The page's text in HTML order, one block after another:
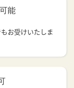
能
お受けいたしま